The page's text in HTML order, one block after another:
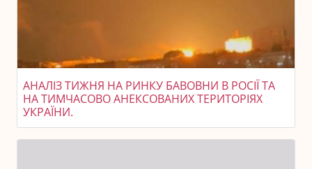
АНАЛІЗ ТИЖНЯ НА РИНКУ БАВОВНИ В РОСІЇ ТА
НА ТИМЧАСОВО АНЕКСОВАНИХ ТЕРИТОРІЯХ
УКРАЇНИ.